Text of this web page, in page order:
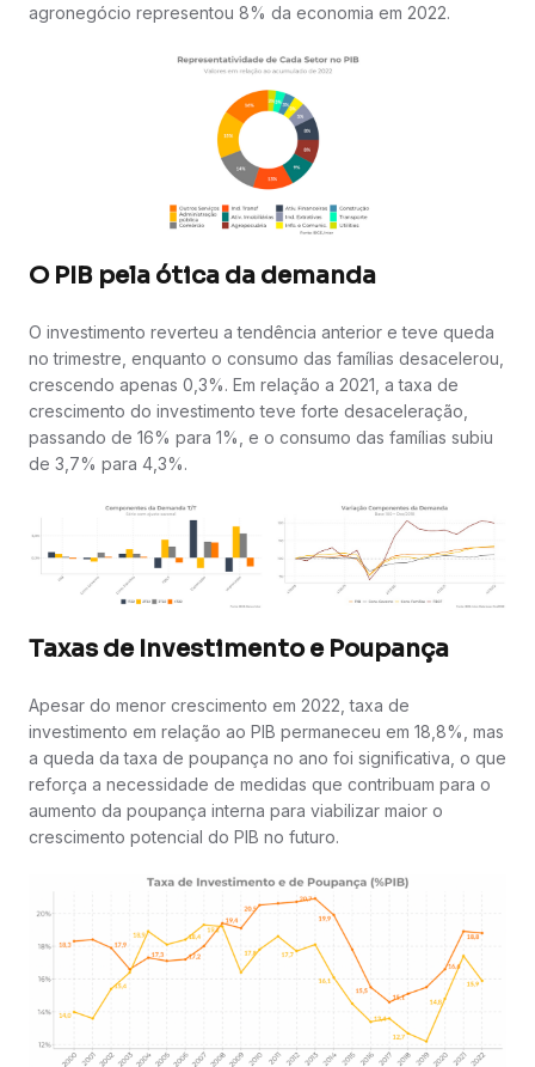
agronegócio representou 8% da economia em 2022.
O PIB pela ótica da demanda
O investimento reverteu a tendência anterior e teve queda
no trimestre, enquanto o consumo das famílias desacelerou,
crescendo apenas 0,3%. Em relação a 2021, a taxa de
crescimento do investimento teve forte desaceleração,
passando de 16% para 1%, e o consumo das famílias subiu
de 3,7% para 4,3%.
Taxas de Investimento e Poupança
Apesar do menor crescimento em 2022, taxa de
investimento em relação ao PIB permaneceu em 18,8%, mas
a queda da taxa de poupança no ano foi significativa, o que
reforça a necessidade de medidas que contribuam para o
aumento da poupança interna para viabilizar maior o
crescimento potencial do PIB no futuro.